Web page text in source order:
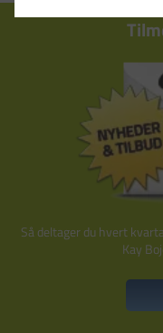
Så deltager du hvert
Kay